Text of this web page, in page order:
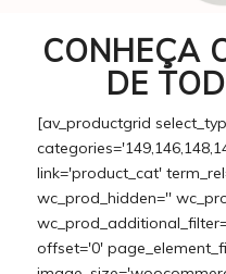
CONHEÇA
DE
[av_productgrid
link='product_cat'
wc_prod_hidden=''
offset='0'